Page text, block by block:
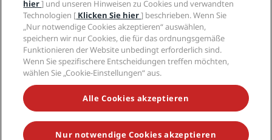
VERPASSEN SIE NIEMALS UNSERE BELIEBTESTEN
ANGEBOTE
hier] und unseren Hinweisen zu Cookies und verwandten
Technologien [ Klicken Sie hier] beschrieben. Wenn Sie
„Nur notwendige Cookies akzeptieren“ auswählen,
speichern wir nur Cookies, die für das ordnungsgemäße
Funktionieren der Website unbedingt erforderlich sind.
Wenn Sie spezifischere Entscheidungen treffen möchten,
wählen Sie „Cookie-Einstellungen“ aus.
Alle Cookies akzeptieren
Nur notwendige Cookies akzeptieren